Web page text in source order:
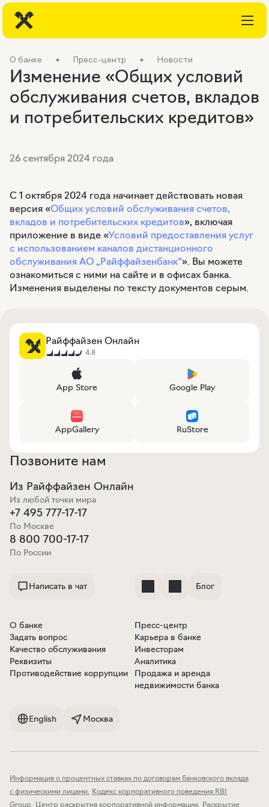
О банке Пресс-центр Новости
Изменение «Общих условий
обслуживания счетов, вкладов
и потребительских кредитов»
26 сентября 2024 года
С 1 октября 2024 года начинает действовать новая
версия «Общих условий обслуживания счетов,
вкладов и потребительских кредитов», включая
приложение в виде «Условий предоставления услуг
с использованием каналов дистанционного
обслуживания АО „Райффайзенбанк“». Вы можете
ознакомиться с ними на сайте и в офисах банка.
Изменения выделены по тексту документов серым.
Райффайзен Онлайн
4.8
App Store Google Play
AppGallery RuStore
Позвоните нам
Из Райффайзен Онлайн
Из любой точки мира
+7 495 777-17-17
По Москве
8 800 700-17-17
По России
Написать в чат Блог
О банке
Задать вопрос
Качество обслуживания
Реквизиты
Противодействие коррупции
Пресс-центр
Карьера в банке
Инвесторам
Аналитика
Продажа и аренда
недвижимости банка
English Москва
Информация о процентных ставках по договорам банковского вклада
с физическими лицами. Кодекс корпоративного поведения RBI
Group. Центр раскрытия корпоративной информации. Раскрытие